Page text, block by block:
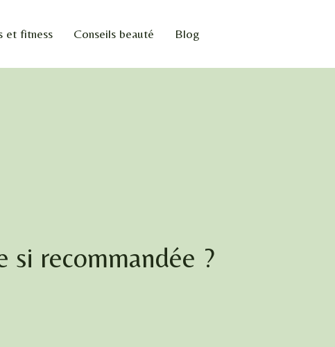
et fitness Conseils beauté Blog
si recommandée ?